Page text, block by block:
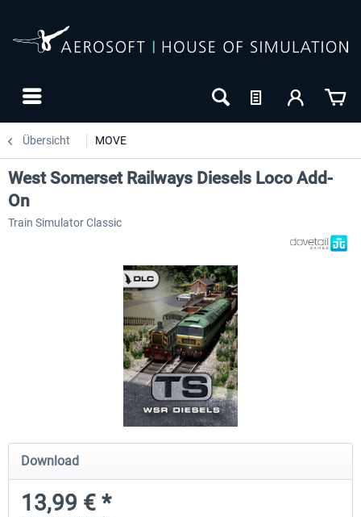
Übersicht MOVE
RWA Railjet Advanced Im Köblitzer Bergland 3
West Somerset Railways Diesels Loco Add-
On
Train Simulator Classic
Download
13,99 € *